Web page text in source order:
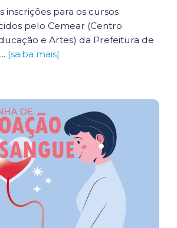
inscrições para os cursos
pelo Cemear (Centro
e Artes) da Prefeitura de
[saiba mais]